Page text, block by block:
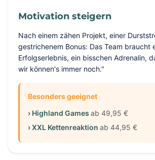
Motivation steigern
Nach einem zähen Projekt, einer
gestrichenem Bonus: Das Team braucht
Erfolgserlebnis, ein bisschen Adrenalin,
wir können's immer noch."
Besonders geeignet
› Highland Games ab 49,95 €
› XXL Kettenreaktion ab 44,95 €